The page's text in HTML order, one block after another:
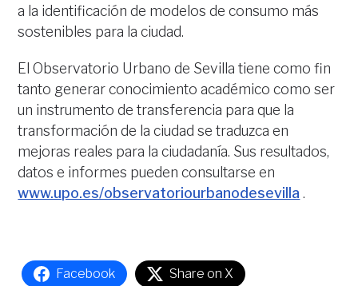
a la identificación de modelos de consumo más
sostenibles para la ciudad.
El Observatorio Urbano de Sevilla tiene como fin
tanto generar conocimiento académico como ser
un instrumento de transferencia para que la
transformación de la ciudad se traduzca en
mejoras reales para la ciudadanía. Sus resultados,
datos e informes pueden consultarse en
www.upo.es/observatoriourbanodesevilla .
Facebook Share on X